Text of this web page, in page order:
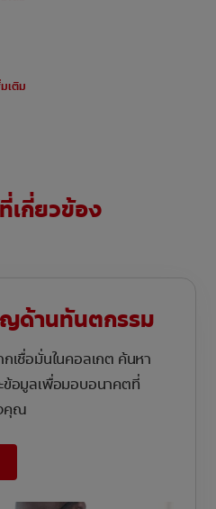
เติม
กี่ยวข้อง
ด้านทันตกรรม
เชื่อมั่นในคอลเกต ค้นหา
อมูลเพื่อมอบอนาคตที่
คุณ